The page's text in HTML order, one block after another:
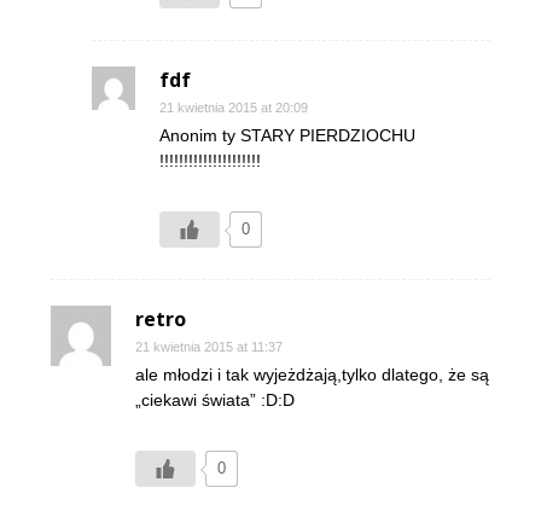
fdf
21 kwietnia 2015 at 20:09
Anonim ty STARY PIERDZIOCHU
!!!!!!!!!!!!!!!!!!!!!
0
retro
21 kwietnia 2015 at 11:37
ale młodzi i tak wyjeżdżają,tylko dlatego, że są
„ciekawi świata” :D:D
0